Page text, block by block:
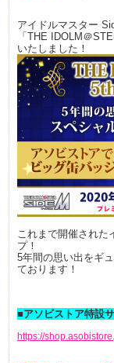
アイドルマスター
「THE IDOLM＠
いたしました！
これまで開催された
プ！
5年間の思い出をギ
ております！
■アソビストア特設
https://